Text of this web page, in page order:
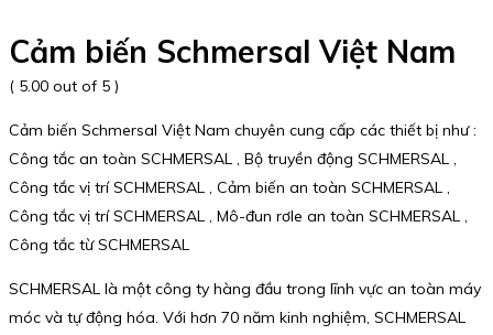
Cảm biến Schmersal Việt Nam
( 5.00 out of 5 )
Cảm biến Schmersal Việt Nam chuyên cung cấp các thiết bị như :
Công tắc an toàn SCHMERSAL , Bộ truyền động SCHMERSAL ,
Công tắc vị trí SCHMERSAL , Cảm biến an toàn SCHMERSAL ,
Công tắc vị trí SCHMERSAL , Mô-đun rơle an toàn SCHMERSAL ,
Công tắc từ SCHMERSAL
SCHMERSAL là một công ty hàng đầu trong lĩnh vực an toàn máy
móc và tự động hóa. Với hơn 70 năm kinh nghiệm, SCHMERSAL